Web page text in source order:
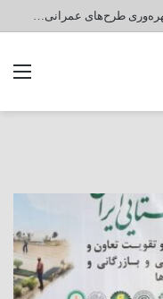
هم‌افزایی «آب و خاک» و «ترویج»؛ کلید بهره‌وری طرح‌های عمرانی و امنیت غذایی کشور